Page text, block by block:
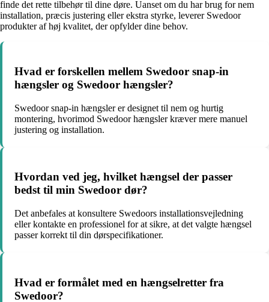
finde det rette tilbehør til dine døre. Uanset om du har brug for nem
installation, præcis justering eller ekstra styrke, leverer Swedoor
produkter af høj kvalitet, der opfylder dine behov.
Hvad er forskellen mellem Swedoor snap-in
hængsler og Swedoor hængsler?
Swedoor snap-in hængsler er designet til nem og hurtig
montering, hvorimod Swedoor hængsler kræver mere manuel
justering og installation.
Hvordan ved jeg, hvilket hængsel der passer
bedst til min Swedoor dør?
Det anbefales at konsultere Swedoors installationsvejledning
eller kontakte en professionel for at sikre, at det valgte hængsel
passer korrekt til din dørspecifikationer.
Hvad er formålet med en hængselretter fra
Swedoor?